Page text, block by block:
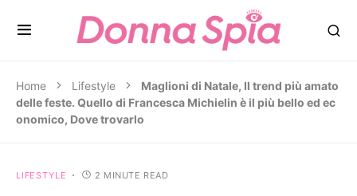
Home Lifestyle
Maglioni di Natale, Il trend più amato
delle feste. Quello di Francesca Michielin è il più bello ed ec
onomico, Dove trovarlo
LIFESTYLE 2 MINUTE READ